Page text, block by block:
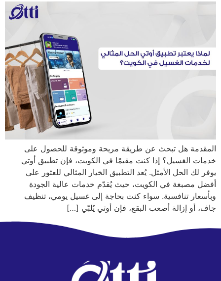
المقدمة هل تبحث عن طريقة مريحة وموثوقة للحصول على
خدمات الغسيل؟ إذا كنت مقيمًا في الكويت، فإن تطبيق أوتي
يوفر لك الحل الأمثل. يُعد التطبيق الخيار المثالي للعثور على
أفضل مصبغة في الكويت، حيث يُقدّم خدمات عالية الجودة
وبأسعار تنافسية. سواء كنت بحاجة إلى غسيل يومي، تنظيف
جاف، أو إزالة أصعب البقع، فإن أوتي يُلبّي […]